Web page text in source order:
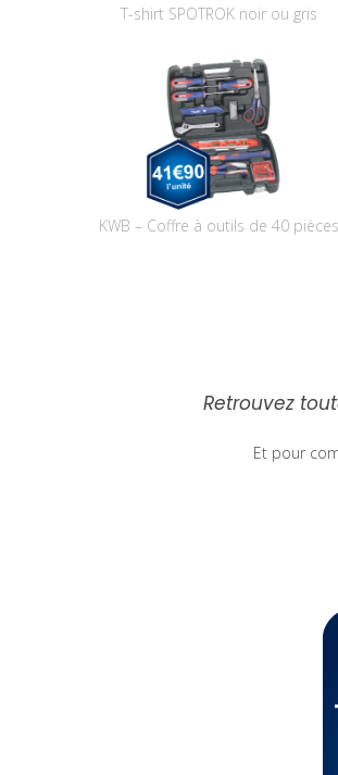
T-shirt SPOTROK noir ou gris
KWB – Coffre à outils de 40 pièces
Retrouvez
Et pour